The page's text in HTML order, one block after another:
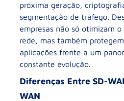
próxima geração,
segmentação de tráfego.
empresas não só otimizam
rede, mas também
aplicações frente a um
constante evolução.
Diferenças Entre SD-
WAN